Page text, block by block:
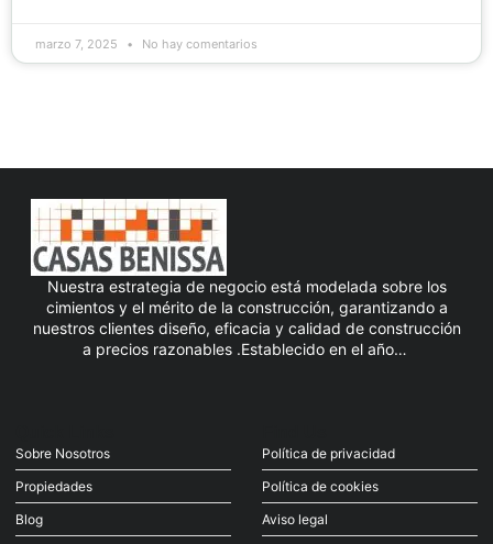
marzo 7, 2025 No hay comentarios
Nuestra estrategia de negocio está modelada sobre los
cimientos y el mérito de la construcción, garantizando a
nuestros clientes diseño, eficacia y calidad de construcción
a precios razonables .Establecido en el año…
Sobre Nosotros
Propiedades
Blog
Política de privacidad
Política de cookies
Aviso legal